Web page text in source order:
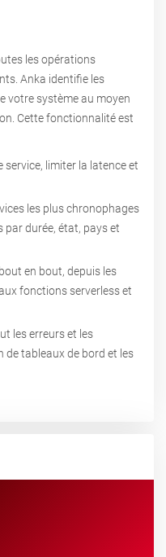
les opérations
Anka identifie les
votre système au moyen
Cette fonctionnalité est
service, limiter la latence et
les plus chronophages
par durée, état, pays et
en bout, depuis les
fonctions serverless et
les erreurs et les
de tableaux de bord et les